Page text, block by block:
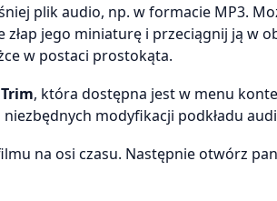
plik audio, np. w formacie MP3.
jego miniaturę i przeciągnij ją w
w postaci prostokąta.
Trim, która dostępna jest w menu
modyfikacji podkładu
na osi czasu. Następnie otwórz